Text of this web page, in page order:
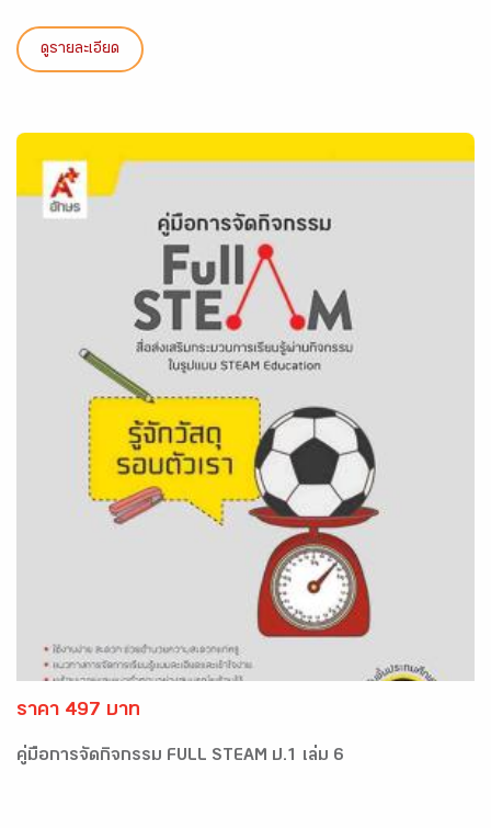
ดูรายละเอียด
ราคา 497 บาท
คู่มือการจัดกิจกรรม FULL STEAM ป.1 เล่ม 6